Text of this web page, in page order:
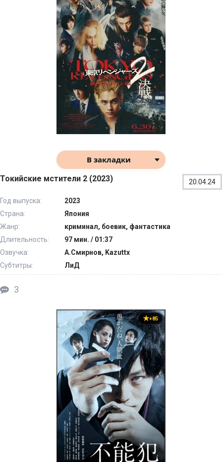
В закладки
Токийские мстители 2 (2023) 20.04.24
Год выпуска:
2023
Страна:
Япония
Жанр:
криминал, боевик, фантастика
Длительность:
97 мин. / 01:37
Озвучка:
А.Смирнов, Kazuttx
Субтитры:
ЛиД
3
+85